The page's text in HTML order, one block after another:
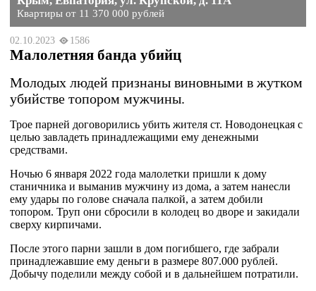
Квартиры от 11 370 000 рублей
02.10.2023 1586
Малолетняя банда убийц
Молодых людей признаны виновными в жутком
убийстве топором мужчины.
Трое парней договорились убить жителя ст. Новодонецкая с
целью завладеть принадлежащими ему денежными
средствами.
Ночью 6 января 2022 года малолетки пришли к дому
станичника и выманив мужчину из дома, а затем нанесли
ему удары по голове сначала палкой, а затем добили
топором. Труп они сбросили в колодец во дворе и закидали
сверху кирпичами.
После этого парни зашли в дом погибшего, где забрали
принадлежавшие ему деньги в размере 807.000 рублей.
Добычу поделили между собой и в дальнейшем потратили.